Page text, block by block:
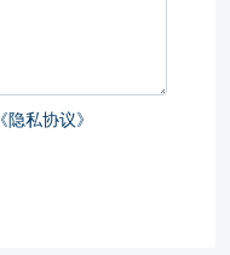
《隐私协议》